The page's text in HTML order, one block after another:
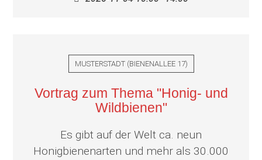
MUSTERSTADT(BIENENALLEE 17)
Vortrag zum Thema "Honig- und
Wildbienen"
Es gibt auf der Welt ca. neun
Honigbienenarten und mehr als 30.000